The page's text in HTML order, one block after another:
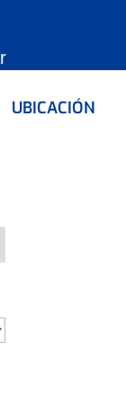
UBICACIÓN